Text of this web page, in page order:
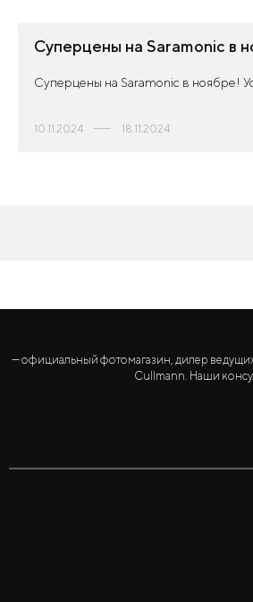
Суперцены на Saramonic в
Суперцены на Saramonic в ноябре!
10.11.2024 18.11.2024
— официальный фотомагазин, дилер
Cullmann. Наши